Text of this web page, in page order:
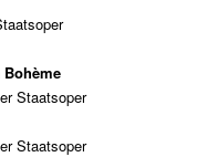
Bohème
Staatsoper
Staatsoper